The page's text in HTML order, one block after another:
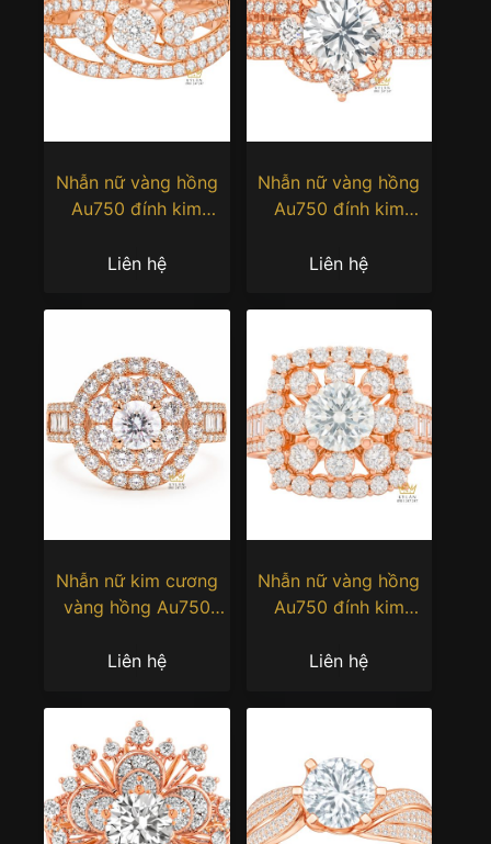
Nhẫn nữ vàng hồng
Au750 đính kim
Liên hệ
Nhẫn nữ vàng hồng
Au750 đính kim
Liên hệ
Nhẫn nữ kim cương
vàng hồng Au750
Liên hệ
Nhẫn nữ vàng hồng
Au750 đính kim
Liên hệ